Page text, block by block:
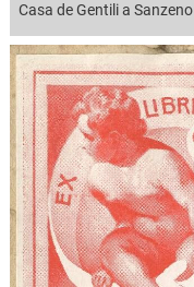
Casa de Gentili a Sanzeno